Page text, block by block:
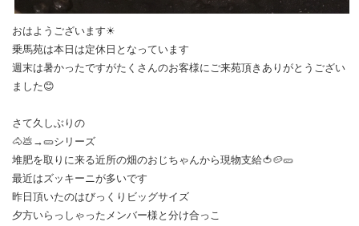
おはようございます☀
乗馬苑は本日は定休日となっています
週末は暑かったですがたくさんのお客様にご来苑頂きありがとうござい
ました😊
さて久しぶりの
🐴💩→🥒シリーズ
堆肥を取りに来る近所の畑のおじちゃんから現物支給🍅🥔🥒
最近はズッキーニが多いです
昨日頂いたのはびっくりビッグサイズ
夕方いらっしゃったメンバー様と分け合っこ